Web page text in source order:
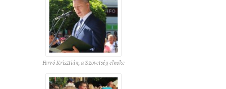
Forró Krisztián, a Szövetség elnöke